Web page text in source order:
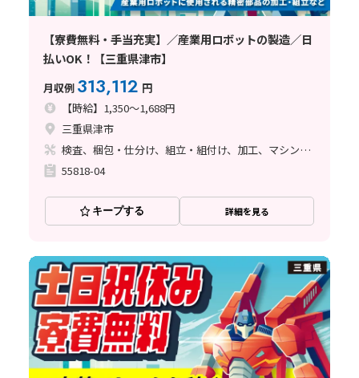
【寮費無料・手当充実】／産業用ロボットの製造／日
払いOK！【三重県津市】
月収例 313,112 円
【時給】1,350～1,688円
三重県津市
検査、梱包・仕分け、組立・組付け、加工、マシンオペレーター、清掃・洗浄、品質管理、ライン作業、バリ取り
55818-04
キープする 詳細を見る